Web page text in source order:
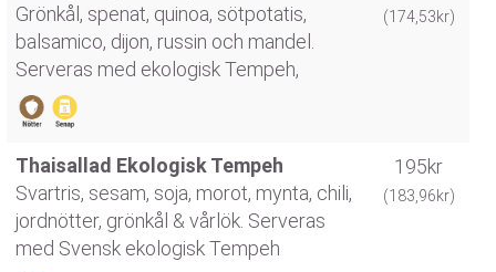
Grönkål, spenat, quinoa, sötpotatis,
balsamico, dijon, russin och mandel.
Serveras med ekologisk Tempeh,
(174,53kr)
Thaisallad Ekologisk Tempeh
Svartris, sesam, soja, morot, mynta, chili,
jordnötter, grönkål & vårlök. Serveras
med Svensk ekologisk Tempeh
195kr
(183,96kr)